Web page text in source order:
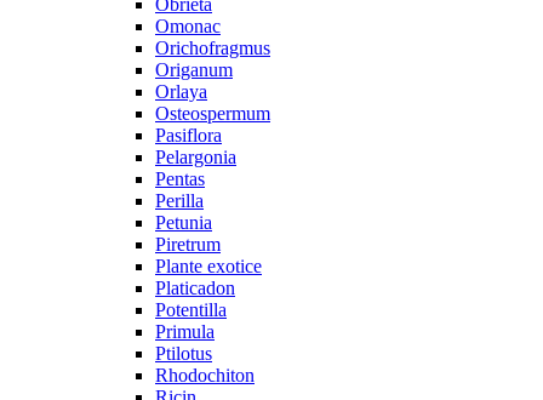
Obrieta
Omonac
Orichofragmus
Origanum
Orlaya
Osteospermum
Pasiflora
Pelargonia
Pentas
Perilla
Petunia
Piretrum
Plante exotice
Platicadon
Potentilla
Primula
Ptilotus
Rhodochiton